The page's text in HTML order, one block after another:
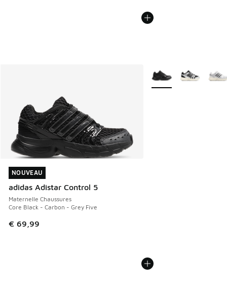
NOUVEAU
adidas Adistar Control 5
Maternelle Chaussures
Core Black - Carbon - Grey Five
€ 69,99
NOUVEAU
Plus de couleurs